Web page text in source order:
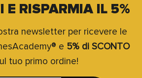
E RISPARMIA IL 5%
newsletter per ricevere le
e 5% di SCONTO
tuo primo ordine!